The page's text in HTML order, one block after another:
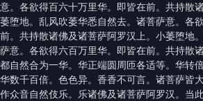
意。各欲得百六十万里华。即皆在前。共持散
萎堕地。乱风吹萎华悉自然去。诸菩萨意。各
前。共持散诸佛及诸菩萨阿罗汉上。小萎堕地
萨意。各欲得六百万里华。即皆在前。共持散
都自然合为一华。华正端圆周匝各适等。华转
华数千百倍。色色异。香香不可言。诸菩萨皆
作众音自然伎乐。乐诸佛及诸菩萨阿罗汉。当